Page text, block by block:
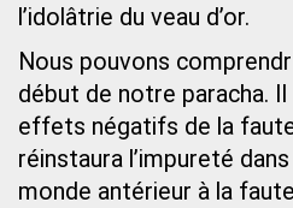
l’idolâtrie du veau d’or.
Nous pouvons
début de notre paracha.
effets négatifs de la
réinstaura l’impureté
monde antérieur à la